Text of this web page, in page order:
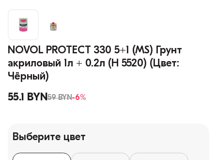
NOVOL PROTECT 330 5+1 (MS) Грунт
акриловый 1л + 0.2л (H 5520) (Цвет:
Чёрный)
55.1 BYN59 BYN-6%
Выберите цвет